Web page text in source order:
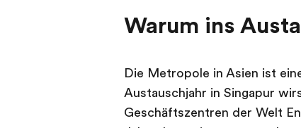
Warum ins
Die Metropole in Asien ist
Austauschjahr in Singapur
Geschäftszentren der Welt